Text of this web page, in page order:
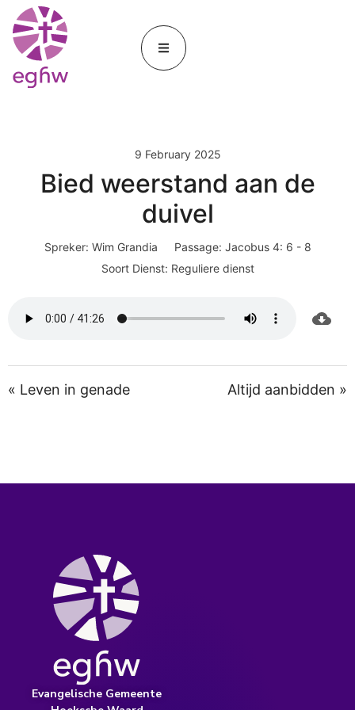
9 February 2025
Bied weerstand aan de
duivel
Spreker: Wim Grandia Passage: Jacobus 4: 6 - 8
Soort Dienst: Reguliere dienst
« Leven in genade Altijd aanbidden »
Evangelische Gemeente